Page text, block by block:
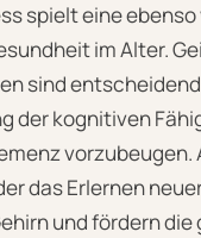
spielt eine
im Alter.
sind
der kognitiven
das Erlernen
und fördern